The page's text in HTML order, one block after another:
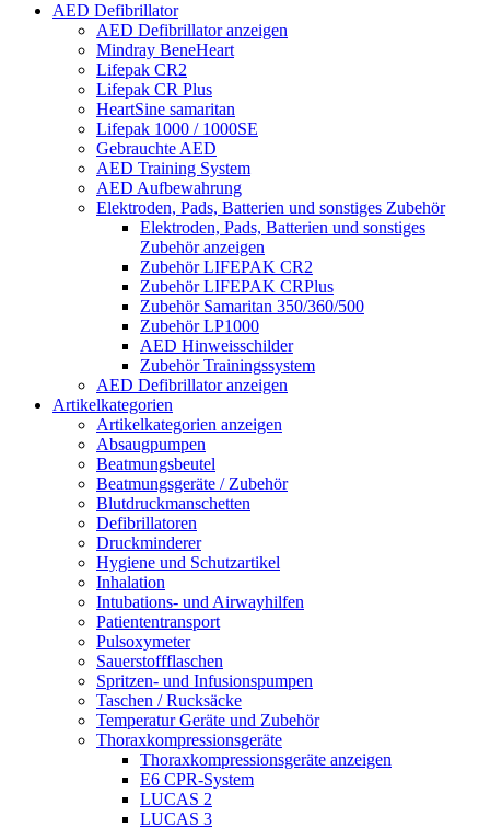
AED Defibrillator
AED Defibrillator anzeigen
Mindray BeneHeart
Lifepak CR2
Lifepak CR Plus
HeartSine samaritan
Lifepak 1000 / 1000SE
Gebrauchte AED
AED Training System
AED Aufbewahrung
Elektroden, Pads, Batterien und sonstiges Zubehör
Elektroden, Pads, Batterien und sonstiges
Zubehör anzeigen
Zubehör LIFEPAK CR2
Zubehör LIFEPAK CRPlus
Zubehör Samaritan 350/360/500
Zubehör LP1000
AED Hinweisschilder
Zubehör Trainingssystem
AED Defibrillator anzeigen
Artikelkategorien
Artikelkategorien anzeigen
Absaugpumpen
Beatmungsbeutel
Beatmungsgeräte / Zubehör
Blutdruckmanschetten
Defibrillatoren
Druckminderer
Hygiene und Schutzartikel
Inhalation
Intubations- und Airwayhilfen
Patiententransport
Pulsoxymeter
Sauerstoffflaschen
Spritzen- und Infusionspumpen
Taschen / Rucksäcke
Temperatur Geräte und Zubehör
Thoraxkompressionsgeräte
Thoraxkompressionsgeräte anzeigen
E6 CPR-System
LUCAS 2
LUCAS 3